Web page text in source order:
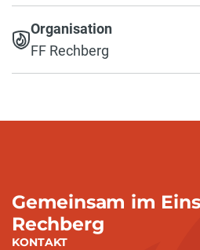
Organisation
FF Rechberg
Gemeinsam im
Rechberg
KONTAKT